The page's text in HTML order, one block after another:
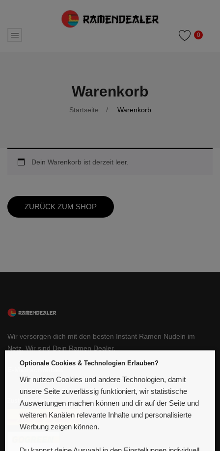
0
Warenkorb
Startseite / Warenkorb
Dein Warenkorb ist derzeit leer.
ZURÜCK ZUM SHOP
Wir versorgen dich mit den besten Instant Ramen Nudeln im
Netz. Wir sind Dein Ramen Dealer.
Optionale Cookies & Technologien Erlauben?
Wir nutzen Cookies und andere Technologien, damit
unsere Seite zuverlässig funktioniert, wir statistische
Auswertungen machen können und dir auf der Seite und
weiteren Kanälen relevante Inhalte und personalisierte
Werbung zeigen können.